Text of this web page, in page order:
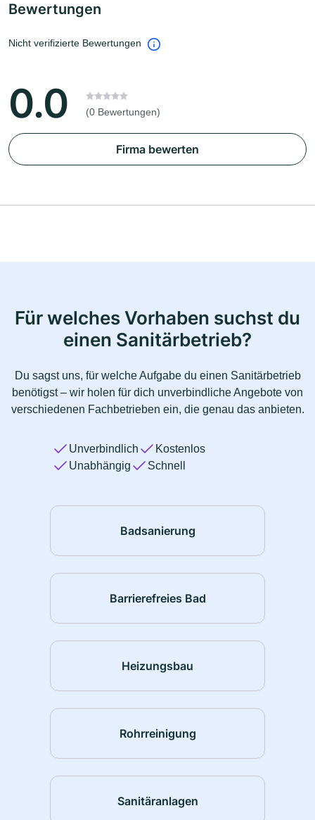
Bewertungen
Nicht verifizierte Bewertungen
0.0 (0 Bewertungen)
Firma bewerten
Für welches Vorhaben suchst du
einen Sanitärbetrieb?
Du sagst uns, für welche Aufgabe du einen Sanitärbetrieb
benötigst – wir holen für dich unverbindliche Angebote von
verschiedenen Fachbetrieben ein, die genau das anbieten.
Unverbindlich
Kostenlos
Unabhängig
Schnell
Badsanierung
Barrierefreies Bad
Heizungsbau
Rohrreinigung
Sanitäranlagen